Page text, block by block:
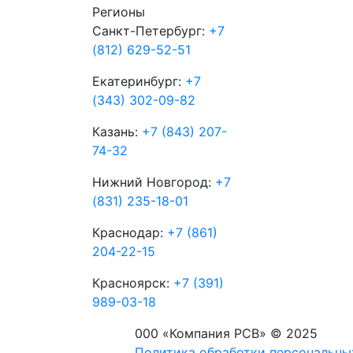
Регионы
Санкт-Петербург: +7
(812) 629-52-51
Екатеринбург: +7
(343) 302-09-82
Казань: +7 (843) 207-
74-32
Нижний Новгород: +7
(831) 235-18-01
Краснодар: +7 (861)
204-22-15
Красноярск: +7 (391)
989-03-18
000 «Компания РСВ» © 2025